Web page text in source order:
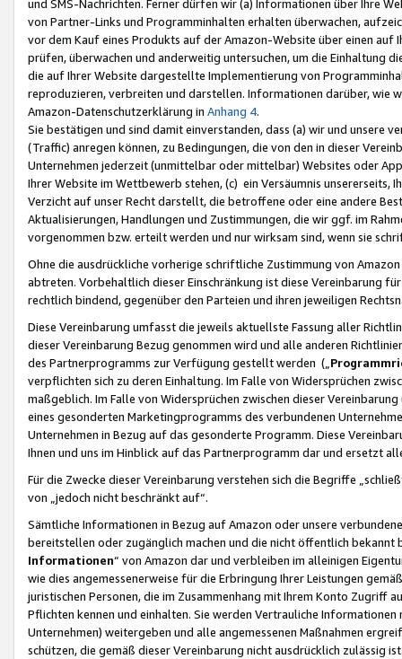
und SMS-Nachrichten. Ferner dürfen wir (a) Informationen über Ihre
von Partner-Links und Programminhalten erhalten überwachen,
vor dem Kauf eines Produkts auf der Amazon-Website über einen
prüfen, überwachen und anderweitig untersuchen, um die Einhaltung
die auf Ihrer Website dargestellte Implementierung von
reproduzieren, verbreiten und darstellen. Informationen darüber, wie
Amazon-Datenschutzerklärung in Anhang 4.
Sie bestätigen und sind damit einverstanden, dass (a) wir und
(Traffic) anregen können, zu Bedingungen, die von den in dieser
Unternehmen jederzeit (unmittelbar oder mittelbar) Websites oder
Ihrer Website im Wettbewerb stehen, (c) ein Versäumnis unsererseits,
Verzicht auf unser Recht darstellt, die betroffene oder eine andere
Aktualisierungen, Handlungen und Zustimmungen, die wir ggf. im
vorgenommen bzw. erteilt werden und nur wirksam sind, wenn sie
Ohne die ausdrückliche vorherige schriftliche Zustimmung von
abtreten. Vorbehaltlich dieser Einschränkung ist diese Vereinbarung
rechtlich bindend, gegenüber den Parteien und ihren jeweiligen
Diese Vereinbarung umfasst die jeweils aktuellste Fassung aller
dieser Vereinbarung Bezug genommen wird und alle anderen
des Partnerprogramms zur Verfügung gestellt werden („
verpflichten sich zu deren Einhaltung. Im Falle von Widersprüchen
maßgeblich. Im Falle von Widersprüchen zwischen dieser
eines gesonderten Marketingprogramms des verbundenen
Unternehmen in Bezug auf das gesonderte Programm. Diese
Ihnen und uns im Hinblick auf das Partnerprogramm dar und ersetzt
Für die Zwecke dieser Vereinbarung verstehen sich die Begriffe
von „jedoch nicht beschränkt auf“.
Sämtliche Informationen in Bezug auf Amazon oder unsere
bereitstellen oder zugänglich machen und die nicht öffentlich
Informationen“ von Amazon dar und verbleiben im alleinigen
wie dies angemessenerweise für die Erbringung Ihrer Leistungen
juristischen Personen, die im Zusammenhang mit Ihrem Konto
Pflichten kennen und einhalten. Sie werden Vertrauliche
Unternehmen) weitergeben und alle angemessenen Maßnahmen
schützen, die gemäß dieser Vereinbarung nicht ausdrücklich zulässig